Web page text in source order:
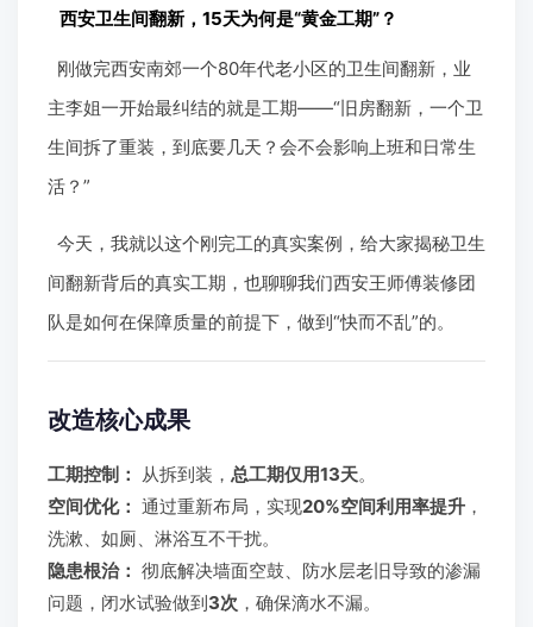
西安卫生间翻新，15天为何是“黄金工期”？
刚做完西安南郊一个80年代老小区的卫生间翻新，业
主李姐一开始最纠结的就是工期——“旧房翻新，一个卫
生间拆了重装，到底要几天？会不会影响上班和日常生
活？”
今天，我就以这个刚完工的真实案例，给大家揭秘卫生
间翻新背后的真实工期，也聊聊我们西安王师傅装修团
队是如何在保障质量的前提下，做到“快而不乱”的。
改造核心成果
工期控制： 从拆到装， 总工期仅用13天。
空间优化： 通过重新布局，实现20%空间利用率提升 ，
洗漱、如厕、淋浴互不干扰。
隐患根治： 彻底解决墙面空鼓、防水层老旧导致的渗漏
问题，闭水试验做到3次 ，确保滴水不漏。